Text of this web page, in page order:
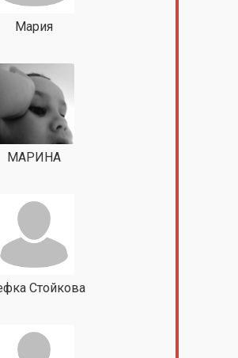
Мария
МАРИНА
Стойкова